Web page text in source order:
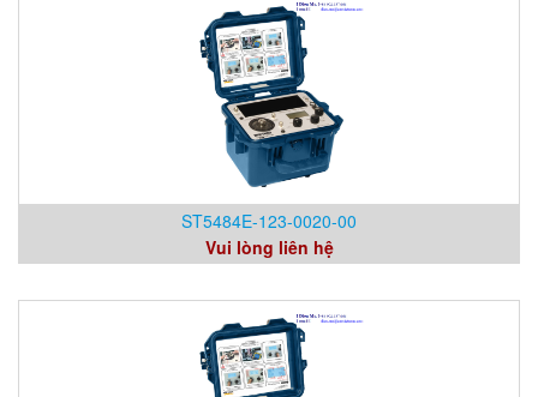
ST5484E-123-0020-00
Vui lòng liên hệ